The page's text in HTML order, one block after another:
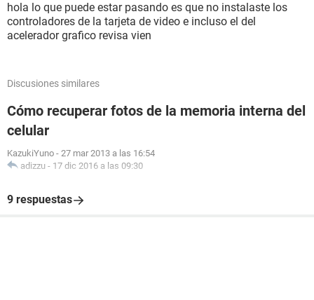
hola lo que puede estar pasando es que no instalaste los
controladores de la tarjeta de video e incluso el del
acelerador grafico revisa vien
Discusiones similares
Cómo recuperar fotos de la memoria interna del
celular
KazukiYuno - 27 mar 2013 a las 16:54
adizzu - 17 dic 2016 a las 09:30
9 respuestas